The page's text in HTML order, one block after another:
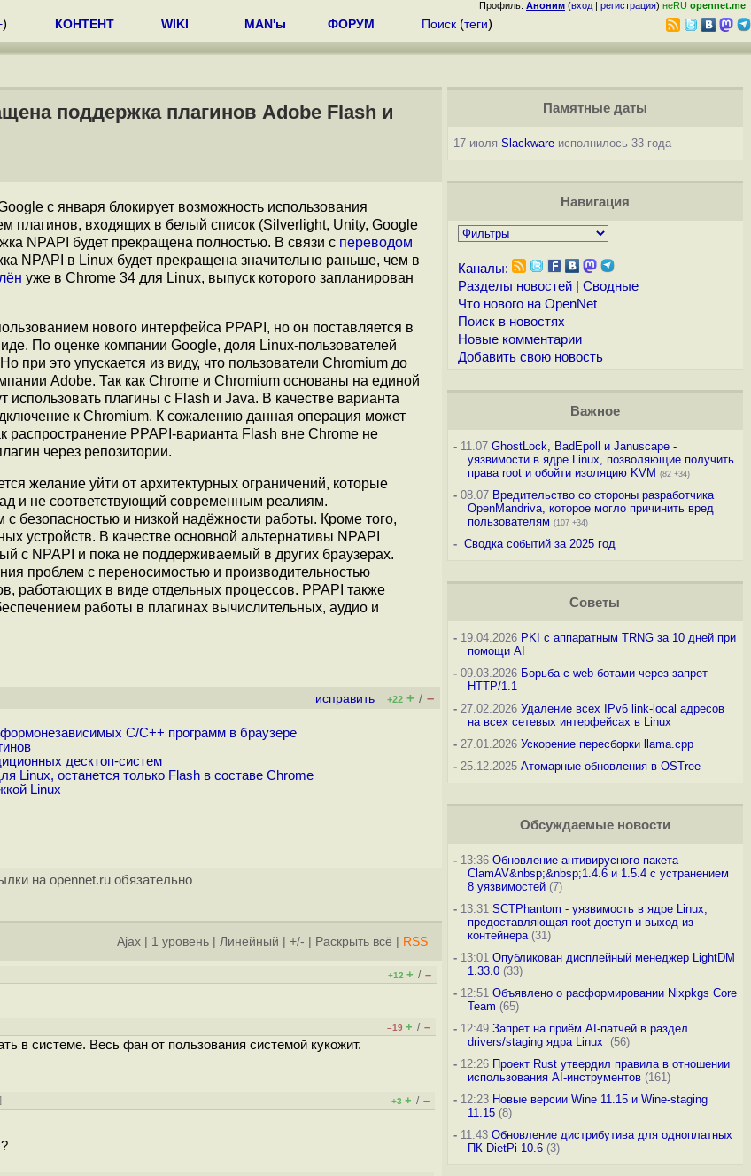
Профиль: Аноним (вход | регистрация) неRU opennet.me
) КОНТЕНТ WIKI MAN'ы ФОРУМ Поиск (теги)
поддержка плагинов Adobe Flash и
с января блокирует возможность использования
плагинов, входящих в белый список (Silverlight, Unity, Google
NPAPI будет прекращена полностью. В связи с переводом
NPAPI в Linux будет прекращена значительно раньше, чем в
уже в Chrome 34 для Linux, выпуск которого запланирован
нового интерфейса PPAPI, но он поставляется в
По оценке компании Google, доля Linux-пользователей
при это упускается из виду, что пользователи Chromium до
Adobe. Так как Chrome и Chromium основаны на единой
использовать плагины с Flash и Java. В качестве варианта
к Chromium. К сожалению данная операция может
распространение PPAPI-варианта Flash вне Chrome не
через репозитории.
желание уйти от архитектурных ограничений, которые
и не соответствующий современным реалиям.
безопасностью и низкой надёжности работы. Кроме того,
устройств. В качестве основной альтернативы NPAPI
с NPAPI и пока не поддерживаемый в других браузерах.
проблем с переносимостью и производительностью
работающих в виде отдельных процессов. PPAPI также
работы в плагинах вычислительных, аудио и
исправить +22 + / –
C/C++ программ в браузере
десктоп-систем
Linux, останется только Flash в составе Chrome
Linux
на opennet.ru обязательно
Ajax 1 уровень Линейный +/- Раскрыть всё RSS
+12 + / –
–19 + / –
в системе. Весь фан от пользования системой кукожит.
] +3 + / –
Памятные даты
17 июля Slackwareисполнилось 33 года
Навигация
Каналы:
Разделы новостей| Сводные
Что нового на OpenNet
Поиск в новостях
Новые комментарии
Добавить свою новость
Важное
-11.07 GhostLock, BadEpoll и Januscape -
уязвимости в ядре Linux, позволяющие получить
права root и обойти изоляцию KVM (82 +34)
-08.07 Вредительство со стороны разработчика
OpenMandriva, которое могло причинить вред
пользователям (107 +34)
- Сводка событий за 2025 год
Советы
-19.04.2026 PKI с аппаратным TRNG за 10 дней при
помощи AI
-09.03.2026 Борьба с web-ботами через запрет
HTTP/1.1
-27.02.2026 Удаление всех IPv6 link-local адресов
на всех сетевых интерфейсах в Linux
-27.01.2026 Ускорение пересборки llama.cpp
-25.12.2025 Атомарные обновления в OSTree
Обсуждаемые новости
-13:36 Обновление антивирусного пакета
ClamAV&nbsp;&nbsp;1.4.6 и 1.5.4 с устранением
8 уязвимостей(7)
-13:31 SCTPhantom - уязвимость в ядре Linux,
предоставляющая root-доступ и выход из
контейнера(31)
-13:01 Опубликован дисплейный менеджер LightDM
1.33.0(33)
-12:51 Объявлено о расформировании Nixpkgs Core
Team (65)
-12:49 Запрет на приём AI-патчей в раздел
drivers/staging ядра Linux
(56)
-12:26 Проект Rust утвердил правила в отношении
использования AI-инструментов(161)
-12:23 Новые версии Wine 11.15 и Wine-staging
11.15(8)
-11:43 Обновление дистрибутива для одноплатных
ПК DietPi 10.6(3)